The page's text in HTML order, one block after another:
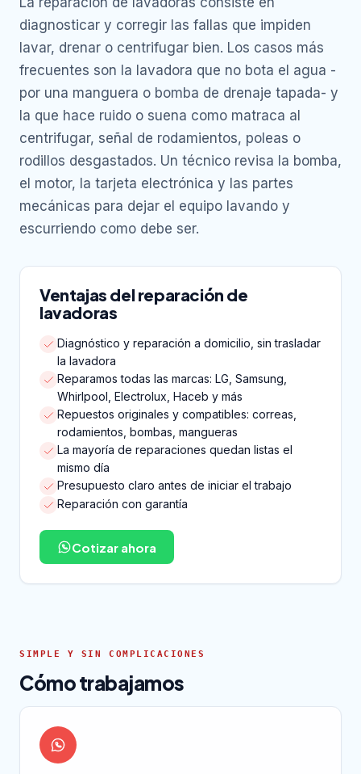
diagnosticar y corregir las fallas que impiden
lavar, drenar o centrifugar bien. Los casos más
frecuentes son la lavadora que no bota el agua -
por una manguera o bomba de drenaje tapada- y
la que hace ruido o suena como matraca al
centrifugar, señal de rodamientos, poleas o
rodillos desgastados. Un técnico revisa la bomba,
el motor, la tarjeta electrónica y las partes
mecánicas para dejar el equipo lavando y
escurriendo como debe ser.
Ventajas del reparación de
lavadoras
Diagnóstico y reparación a domicilio, sin trasladar
la lavadora
Reparamos todas las marcas: LG, Samsung,
Whirlpool, Electrolux, Haceb y más
Repuestos originales y compatibles: correas,
rodamientos, bombas, mangueras
La mayoría de reparaciones quedan listas el
mismo día
Presupuesto claro antes de iniciar el trabajo
Reparación con garantía
Cotizar ahora
SIMPLE Y SIN COMPLICACIONES
Cómo trabajamos